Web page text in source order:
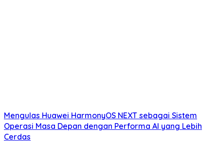
Mengulas Huawei HarmonyOS NEXT sebagai Sistem
Operasi Masa Depan dengan Performa AI yang Lebih
Cerdas